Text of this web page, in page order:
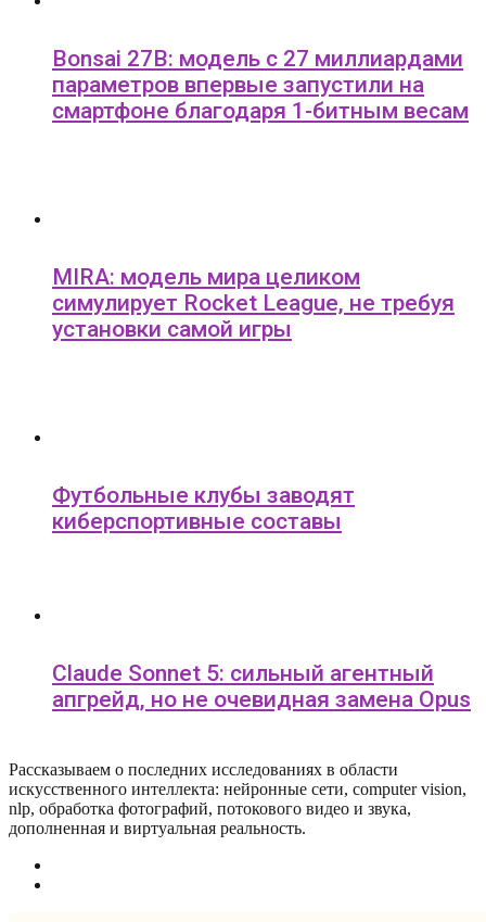
Bonsai 27B: модель с 27 миллиардами
параметров впервые запустили на
смартфоне благодаря 1-битным весам
MIRA: модель мира целиком
симулирует Rocket League, не требуя
установки самой игры
Футбольные клубы заводят
киберспортивные составы
Claude Sonnet 5: сильный агентный
апгрейд, но не очевидная замена Opus
Рассказываем о последних исследованиях в области
искусcтвенного интеллекта: нейронные сети, computer vision,
nlp, обработка фотографий, потокового видео и звука,
дополненная и виртуальная реальность.